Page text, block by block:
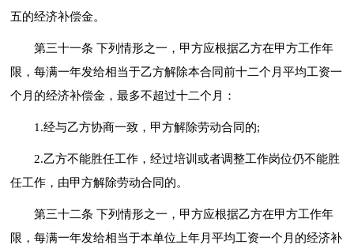
五的经济补偿金。
第三十一条 下列情形之一，甲方应根据乙方在甲方工作年
限，每满一年发给相当于乙方解除本合同前十二个月平均工资一
个月的经济补偿金，最多不超过十二个月：
1.经与乙方协商一致，甲方解除劳动合同的;
2.乙方不能胜任工作，经过培训或者调整工作岗位仍不能胜
任工作，由甲方解除劳动合同的。
第三十二条 下列情形之一，甲方应根据乙方在甲方工作年
限，每满一年发给相当于本单位上年月平均工资一个月的经济补